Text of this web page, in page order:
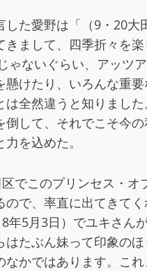
た愛野は「（9・20
まして、四季折々を
ないぐらい、アッツ
けたり、いろんな重
全然違うと知りまし
して、それでこそ今
を込めた。
でこのプリンセス・
で、率直に出てきて
年5月3日）でユキさ
たぶん妹って印象の
かではあります。こ